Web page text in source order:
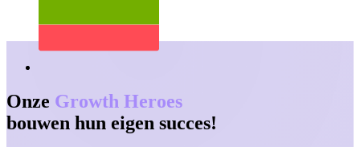
Onze Growth Heroes
bouwen hun eigen succes!